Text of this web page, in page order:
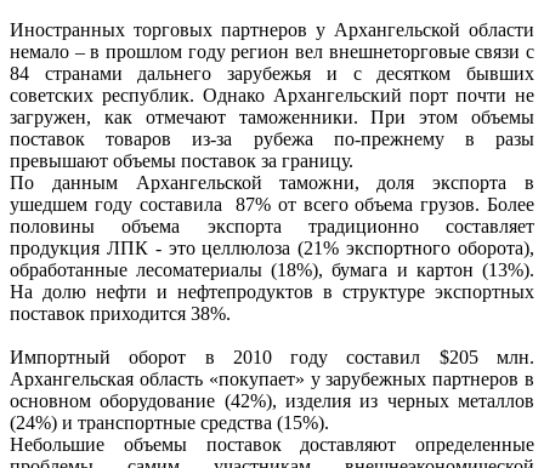
Иностранных торговых партнеров у Архангельской области
немало – в прошлом году регион вел внешнеторговые связи с
84 странами дальнего зарубежья и с десятком бывших
советских республик. Однако Архангельский порт почти не
загружен, как отмечают таможенники. При этом объемы
поставок товаров из-за рубежа по-прежнему в разы
превышают объемы поставок за границу.
По данным Архангельской таможни, доля экспорта в
ушедшем году составила 87% от всего объема грузов. Более
половины объема экспорта традиционно составляет
продукция ЛПК - это целлюлоза (21% экспортного оборота),
обработанные лесоматериалы (18%), бумага и картон (13%).
На долю нефти и нефтепродуктов в структуре экспортных
поставок приходится 38%.
Импортный оборот в 2010 году составил $205 млн.
Архангельская область «покупает» у зарубежных партнеров в
основном оборудование (42%), изделия из черных металлов
(24%) и транспортные средства (15%).
Небольшие объемы поставок доставляют определенные